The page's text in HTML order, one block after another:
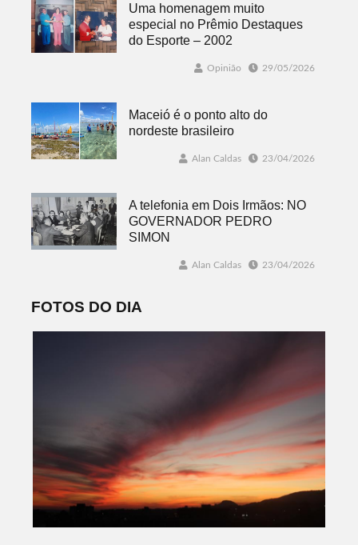
Uma homenagem muito
especial no Prêmio Destaques
do Esporte – 2002
Opinião 29/05/2026
Maceió é o ponto alto do
nordeste brasileiro
Alan Caldas 23/04/2026
A telefonia em Dois Irmãos: NO
GOVERNADOR PEDRO
SIMON
Alan Caldas 23/04/2026
FOTOS DO DIA